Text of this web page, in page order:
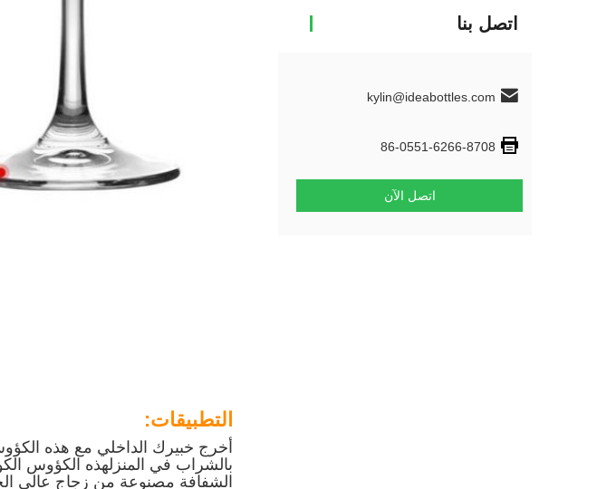
اتصل بنا
kylin@ideabottles.com
86-0551-6266-8708
اتصل الآن
التطبيقات:
أخرج خبيرك الداخلي مع هذه
بالشراب في المنزلهذه الكؤوس
الشفافة مصنوعة من زجاج عالي